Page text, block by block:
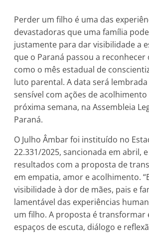
Perder um filho é uma das
devastadoras que uma família
justamente para dar visibilidade a
que o Paraná passou a reconhecer
como o mês estadual de
luto parental. A data será
sensível com ações de acolhimento
próxima semana, na Assembleia
Paraná.
O Julho Âmbar foi instituído no
22.331/2025, sancionada em abril,
resultados com a proposta de
em empatia, amor e acolhimento.
visibilidade à dor de mães, pais e
lamentável das experiências
um filho. A proposta é transformar
espaços de escuta, diálogo e